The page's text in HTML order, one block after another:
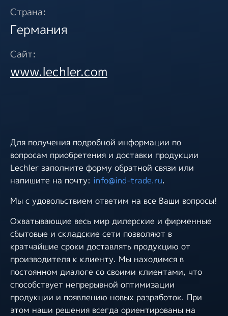
Страна:
Германия
Сайт:
www.lechler.com
Для получения подробной информации по
вопросам приобретения и доставки продукции
Lechler заполните форму обратной связи или
напишите на почту: info@ind-trade.ru.
Мы с удовольствием ответим на все Ваши вопросы!
Охватывающие весь мир дилерские и фирменные
сбытовые и складские сети позволяют в
кратчайшие сроки доставлять продукцию от
производителя к клиенту. Мы находимся в
постоянном диалоге со своими клиентами, что
способствует непрерывной оптимизации
продукции и появлению новых разработок. При
этом наши решения всегда ориентированы на